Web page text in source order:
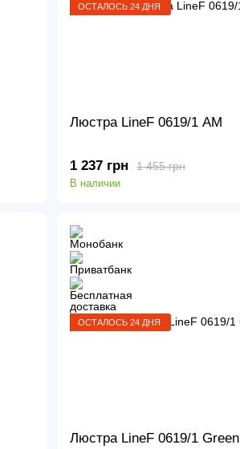
ОСТАЛОСЬ 24 ДНЯ
Люстра LineF 0619/1 AM
1 455 грн
1 237 грн
В наличии
ОСТАЛОСЬ 24 ДНЯ
Люстра LineF 0619/1 Green